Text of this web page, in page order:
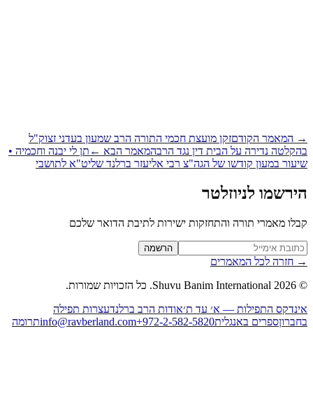
המאמר הקודםזקן מועצת חכמי התורה הרב שמעון בעדני זצוק"ל
נדירה על הבית דין נגד הרבהמאמר הבא ← תן לי יבנה וחכמיה •
במעון קודשו של הגה"צ רבי אליעזר ברלנד שליט"א לתושבי
לניוזלטר
מאמרי תורה והתחזקות ישירות לתיבת הדואר שלכם
Website (leave הרשמה
חזרה לכל המאמרים
2026
Shuvu Banim International.
כל הזכויות שמורות.
התפילות — א׳ עד ת׳אודות הרב ברלנדעצרות תפילה
ספרים באנגלית info@ravberland.com+972-2-582-5820 תרומה